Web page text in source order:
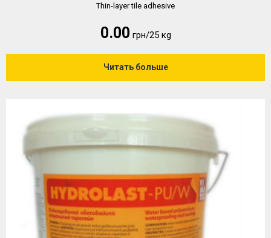
Thin-layer tile adhesive
0.00 грн/25 кg
Читать больше